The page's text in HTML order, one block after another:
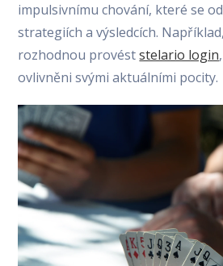
impulsivnímu chování, které se
strategiích a výsledcích.
rozhodnou provéststelario login
ovlivněni svými aktuálními pocity.